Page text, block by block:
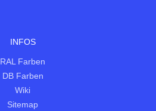
INFOS
RAL Farben
DB Farben
Wiki
Sitemap